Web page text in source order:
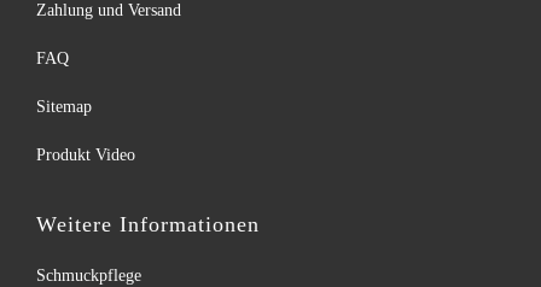
Zahlung und Versand
FAQ
Sitemap
Produkt Video
Weitere Informationen
Schmuckpflege